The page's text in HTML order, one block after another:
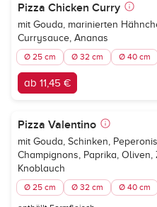
Pizza Chicken Curry
mit Gouda, marinierten
Currysauce, Ananas
Ø 25 cm Ø 32 cm Ø 40 cm
ab 11,45 €
Pizza Valentino
mit Gouda, Schinken,
Champignons, Paprika, Oliven,
Knoblauch
Ø 25 cm Ø 32 cm Ø 40 cm